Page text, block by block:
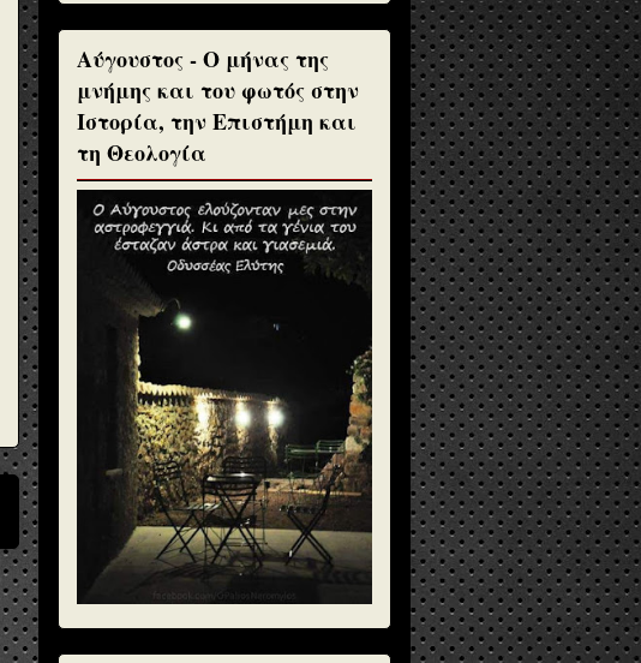
Αύγουστος - Ο μήνας της
μνήμης και του φωτός στην
Ιστορία, την Επιστήμη και
τη Θεολογία